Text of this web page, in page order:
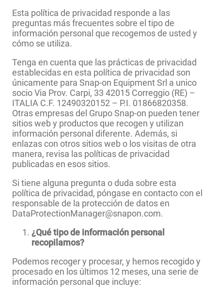
Esta política de privacidad responde a las
preguntas más frecuentes sobre el tipo de
información personal que recogemos de usted y
cómo se utiliza.
Tenga en cuenta que las prácticas de privacidad
establecidas en esta política de privacidad son
únicamente para Snap-on Equipment Srl a unico
socio Via Prov. Carpi, 33 42015 Correggio (RE) –
ITALIA C.F. 12490320152 – P.I. 01866820358.
Otras empresas del Grupo Snap-on pueden tener
sitios web y productos que recogen y utilizan
información personal diferente. Además, si
enlazas con otros sitios web o los visitas de otra
manera, revisa las políticas de privacidad
publicadas en esos sitios.
Si tiene alguna pregunta o duda sobre esta
política de privacidad, póngase en contacto con el
responsable de la protección de datos en
DataProtectionManager@snapon.com.
¿Qué tipo de información personal
recopilamos?
Podemos recoger y procesar, y hemos recogido y
procesado en los últimos 12 meses, una serie de
información personal que incluye: